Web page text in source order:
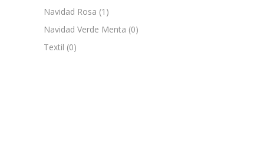
Navidad Rosa (1)
Navidad Verde Menta (0)
Textil (0)